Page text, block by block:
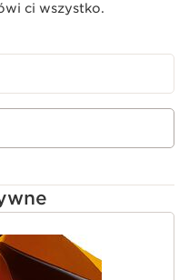
ci wszystko.